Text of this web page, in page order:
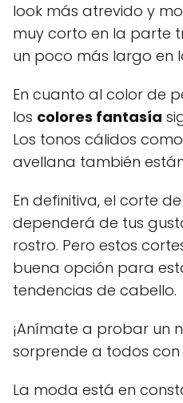
look más atrevido y
muy corto en la parte
un poco más largo en
En cuanto al color de
los colores fantasía
Los tonos cálidos
avellana también
En definitiva, el corte
dependerá de tus
rostro. Pero estos
buena opción para
tendencias de cabello.
¡Anímate a probar un
sorprende a todos con
La moda está en